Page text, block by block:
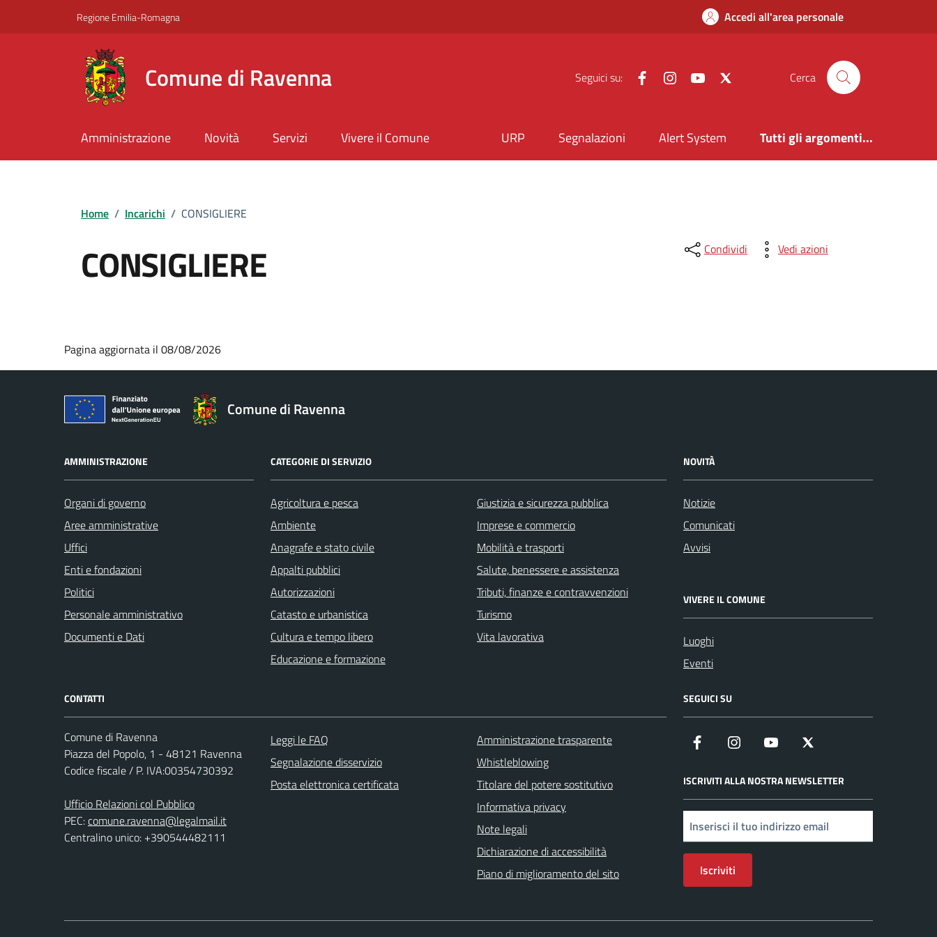
Regione Emilia-Romagna Accedi all'area personale
Comune di Ravenna Seguici su: FacebookInstagramYouTube Cerca
Amministrazione Novità Servizi Vivere il Comune URP Segnalazioni Alert System Tutti gli argomenti...
Home / Incarichi / CONSIGLIERE
CONSIGLIERE Condividi Vedi azioni
Pagina aggiornata il 08/08/2026
Comune di Ravenna
AMMINISTRAZIONE
Organi di governo
Aree amministrative
Uffici
Enti e fondazioni
Politici
Personale amministrativo
Documenti e Dati
CATEGORIE DI SERVIZIO
Agricoltura e pesca
Ambiente
Anagrafe e stato civile
Appalti pubblici
Autorizzazioni
Catasto e urbanistica
Cultura e tempo libero
Educazione e formazione
Giustizia e sicurezza pubblica
Imprese e commercio
Mobilità e trasporti
Salute, benessere e assistenza
Tributi, finanze e contravvenzioni
Turismo
Vita lavorativa
NOVITÀ
Notizie
Comunicati
Avvisi
VIVERE IL COMUNE
Luoghi
Eventi
CONTATTI
Comune di Ravenna
Piazza del Popolo, 1 - 48121 Ravenna
Codice fiscale / P. IVA:00354730392
Ufficio Relazioni col Pubblico
PEC:comune.ravenna@legalmail.it
Centralino unico: +390544482111
Leggi le FAQ
Segnalazione disservizio
Posta elettronica certificata
Amministrazione trasparente
Whistleblowing
Titolare del potere sostitutivo
Informativa privacy
Note legali
Dichiarazione di accessibilità
Piano di miglioramento del sito
SEGUICI SU
Facebook Instagram YouTube
ISCRIVITI ALLA NOSTRA NEWSLETTER